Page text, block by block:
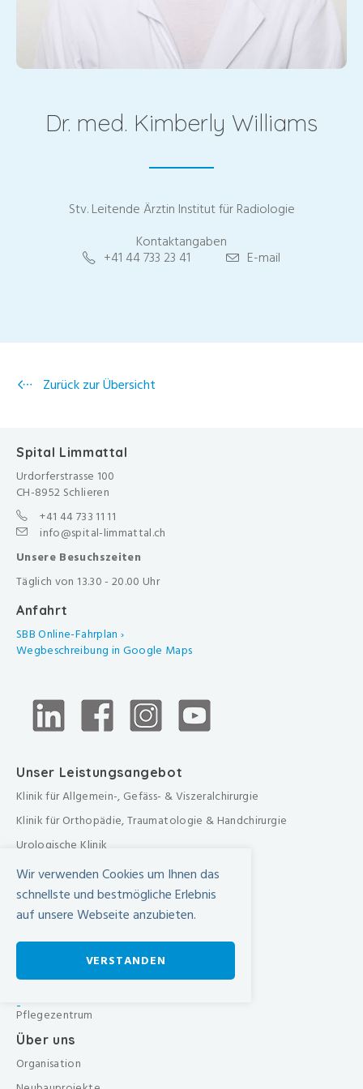
Dr. med. Kimberly Williams
Stv. Leitende Ärztin Institut für Radiologie
Kontaktangaben
+41 44 733 23 41 E-mail
Zurück zur Übersicht
Spital Limmattal
Urdorferstrasse 100
CH-8952 Schlieren
+41 44 733 11 11
info@spital-limmattal.ch
Unsere Besuchszeiten
Täglich von 13.30 - 20.00 Uhr
Anfahrt
SBB Online-Fahrplan ›
Wegbeschreibung in Google Maps
Unser Leistungsangebot
Klinik für Allgemein-, Gefäss- & Viszeralchirurgie
Klinik für Orthopädie, Traumatologie & Handchirurgie
Urologische Klinik
Medizinische Klinik
Frauenklinik
Übergreifende medizinische Bereiche
Übergreifende Bereiche
Beratungen & Dienste
Pflegezentrum
Über uns
Organisation
Wir verwenden Cookies um Ihnen das
schnellste und bestmögliche Erlebnis
auf unsere Webseite anzubieten.
VERSTANDEN
-